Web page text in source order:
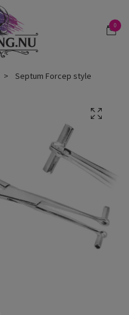
0
Septum Forcep style